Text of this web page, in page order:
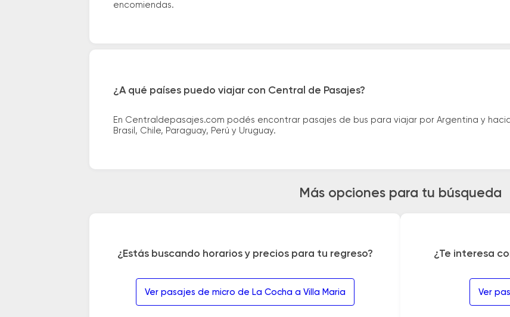
encomiendas.
¿A qué países puedo viajar con Central de Pasajes?
En Centraldepasajes.com podés encontrar pasajes de bus para viajar por Argentina y
Brasil, Chile, Paraguay, Perú y Uruguay.
Más opciones para tu búsqueda
¿Estás buscando horarios y precios para tu regreso?
Ver pasajes de micro de La Cocha a Villa Maria
¿Te interesa
Ver